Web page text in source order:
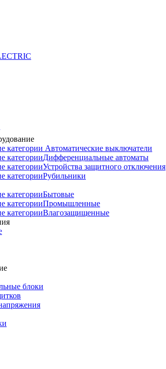
Автоматические выключатели
Дифференциальные автоматы
Устройства защитного отключения
Рубильники
Бытовые
Промышленные
Влагозащищенные
блоки